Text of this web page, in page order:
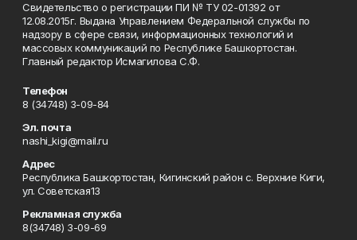
Свидетельство о регистрации ПИ № ТУ 02-01392 от
12.08.2015г. Выдана Управлением Федеральной службы по
надзору в сфере связи, информационных технологий и
массовых коммуникаций по Республике Башкортостан.
Главный редактор Исмагилова С.Ф.
Телефон
8 (34748) 3-09-84
Эл. почта
nashi_kigi@mail.ru
Адрес
Республика Башкортостан, Кигинский район с. Верхние Киги,
ул. Советская13
Рекламная служба
8(34748) 3-09-69